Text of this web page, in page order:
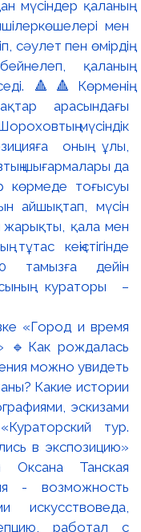
мүсіндер қаланың
мен
сәулет пен өмірдің
қаланың
🔺🔺Көрменің
арасындағы
мүсіндік
оның ұлы,
шығармалары да
көрмеде тоғысуы
айшықтап, мүсін
жарықты, қала мен
кеңістігінде
тамызға дейін
кураторы –